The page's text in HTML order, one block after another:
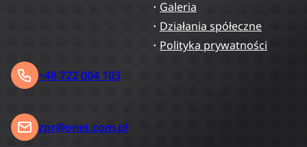
Galeria
Działania spółeczne
Polityka prywatności
+48 722 004 103
zpr@onet.com.pl